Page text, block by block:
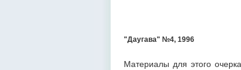
"Даугава" №4, 1996
Материалы для этого